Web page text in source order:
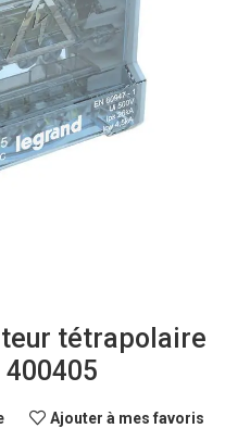
tétrapolaire
Ajouter à mes favoris